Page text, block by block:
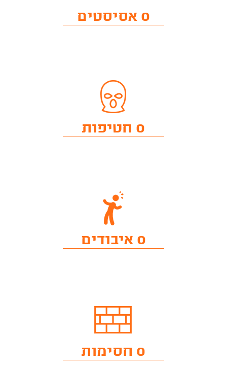
0 אסיסטים
0 חטיפות
0 איבודים
0 חסימות